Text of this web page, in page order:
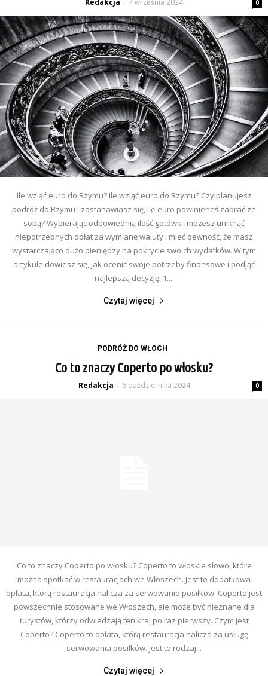
Redakcja - 7 września 2024 0
Ile wziąć euro do Rzymu? Ile wziąć euro do Rzymu? Czy planujesz
podróż do Rzymu i zastanawiasz się, ile euro powinieneś zabrać ze
sobą? Wybierając odpowiednią ilość gotówki, możesz uniknąć
niepotrzebnych opłat za wymianę waluty i mieć pewność, że masz
wystarczająco dużo pieniędzy na pokrycie swoich wydatków. W tym
artykule dowiesz się, jak ocenić swoje potrzeby finansowe i podjąć
najlepszą decyzję. 1....
Czytaj więcej
PODRÓŻ DO WŁOCH
Co to znaczy Coperto po włosku?
Redakcja - 6 października 2024 0
Co to znaczy Coperto po włosku? Coperto to włoskie słowo, które
można spotkać w restauracjach we Włoszech. Jest to dodatkowa
opłata, którą restauracja nalicza za serwowanie posiłków. Coperto jest
powszechnie stosowane we Włoszech, ale może być nieznane dla
turystów, którzy odwiedzają ten kraj po raz pierwszy. Czym jest
Coperto? Coperto to opłata, którą restauracja nalicza za usługę
serwowania posiłków. Jest to rodzaj...
Czytaj więcej